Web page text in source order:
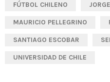
FÚTBOL CHILENO
MAURICIO PELLEGRINO
SANTIAGO ESCOBAR
UNIVERSIDAD DE CHILE